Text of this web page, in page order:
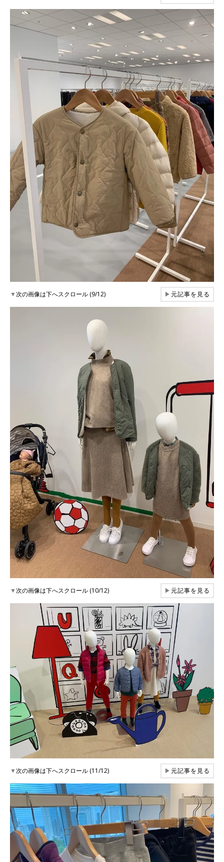
▼次の画像は下へスクロール (9/12) ▶元記事を見る
▼次の画像は下へスクロール (10/12) ▶元記事を見る
▼次の画像は下へスクロール (11/12) ▶元記事を見る